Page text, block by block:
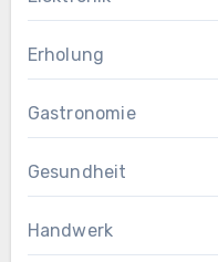
Erholung
Gastronomie
Gesundheit
Handwerk